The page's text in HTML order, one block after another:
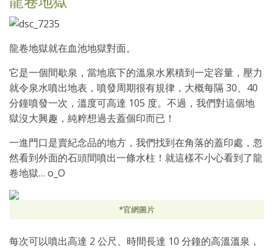
龍卷地獄就在血池地獄對面。
它是一個間歇泉，當地底下的溫泉水累積到一定容量，壓力
就令泉水噴出地表，噴發周期很有規律，大概每隔 30、40
分鐘噴發一次，溫度可高達 105 度。不過，我們對這個地
獄沒大興趣，純粹想過去蓋個印而已！
一進門口是賣紀念品的地方，我們找到在角落的蓋印處，忽
然看到外面的石頭間噴出一條水柱！就這樣不小心看到了龍
卷地獄… o_O
*官網圖片
每次可以噴出高達 2 公尺、時間長達 10 分鐘的高溫溫泉，